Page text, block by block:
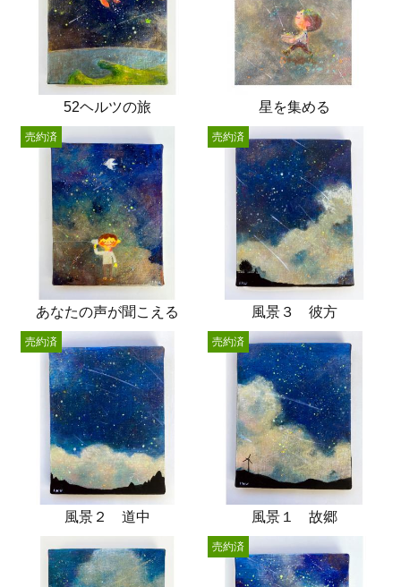
52ヘルツの旅 星を集める
あなたの声が聞こえる
売約済
風景３ 彼方
売約済
風景２ 道中
売約済
風景１ 故郷
売約済
売約済